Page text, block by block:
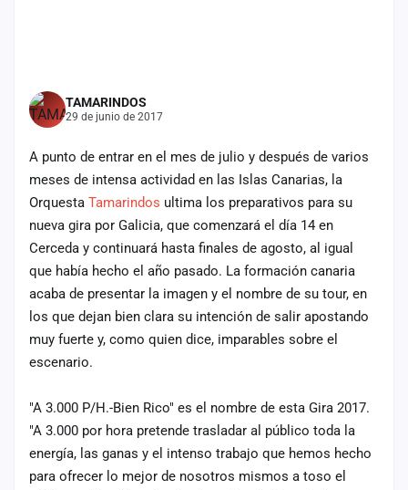
TAMARINDOS
29 de junio de 2017
A punto de entrar en el mes de julio y después de varios
meses de intensa actividad en las Islas Canarias, la
Orquesta Tamarindos ultima los preparativos para su
nueva gira por Galicia, que comenzará el día 14 en
Cerceda y continuará hasta finales de agosto, al igual
que había hecho el año pasado. La formación canaria
acaba de presentar la imagen y el nombre de su tour, en
los que dejan bien clara su intención de salir apostando
muy fuerte y, como quien dice, imparables sobre el
escenario.
"A 3.000 P/H.-Bien Rico" es el nombre de esta Gira 2017.
"A 3.000 por hora pretende trasladar al público toda la
energía, las ganas y el intenso trabajo que hemos hecho
para ofrecer lo mejor de nosotros mismos a toso el
Iniciar
Crear
cuenta
Administración
Contacto